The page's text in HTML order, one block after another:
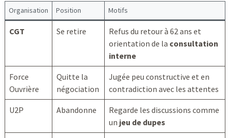
Organisation Position Motifs
CGT Se retire
Refus du retour à 62 ans et
orientation de la consultation
interne
Force
Ouvrière
Quitte la
négociation
Jugée peu constructive et en
contradiction avec les attentes
U2P Abandonne
Regarde les discussions comme
un jeu de dupes